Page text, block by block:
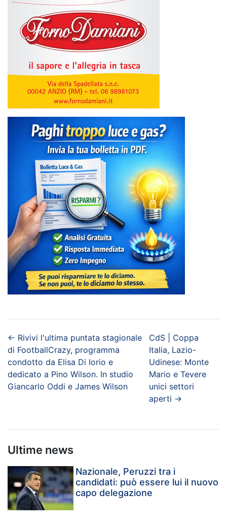
← Rivivi l'ultima puntata stagionale
di FootballCrazy, programma
condotto da Elisa Di Iorio e
dedicato a Pino Wilson. In studio
Giancarlo Oddi e James Wilson
CdS | Coppa
Italia, Lazio-
Udinese: Monte
Mario e Tevere
unici settori
aperti →
Ultime news
Nazionale, Peruzzi tra i
candidati: può essere lui il nuovo
capo delegazione